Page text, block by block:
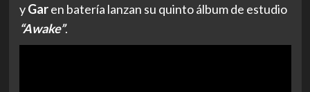
yGaren batería lanzan su quinto álbum de estudio
“Awake”.